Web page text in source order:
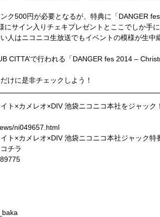
ク500円が必要となるが、特典に「DANGER
サイン入りチェキプレゼントとここでしか手
人はニコニコ生放送でもイベントの模様が生
CITTA’で行われる「DANGER fes 2014 –
けに是非チェックしよう！
ト×カメレオ×DIV 池袋ニコニコ本社をジャック！
ni049657.html
ト×カメレオ×DIV 池袋ニコニコ本社ジャック特
コチラ